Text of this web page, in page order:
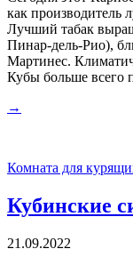
как производитель
Лучший табак
Пинар-дель-Рио),
Мартинес.
Кубы больше всего
→
Комната для
Кубинские
21.09.2022